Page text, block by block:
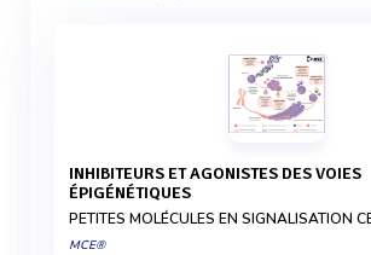
INHIBITEURS ET AGONISTES DES VOIES
ÉPIGÉNÉTIQUES
PETITES MOLÉCULES EN SIGNALISATION
MCE®